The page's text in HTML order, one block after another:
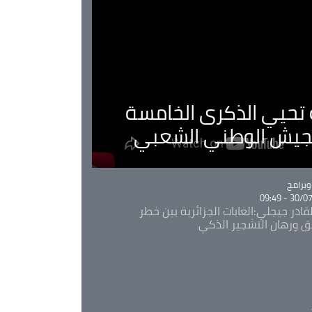
تحيي الذكرى الخامسة
الوطني الشعبي
30/07/
جيجلي:الغابات الجزائرية بين خطر
ورهان التشجير الذكي